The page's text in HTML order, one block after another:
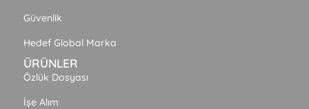
Güvenlik
Hedef Global Marka
ÜRÜNLER
Özlük Dosyası
İşe Alım